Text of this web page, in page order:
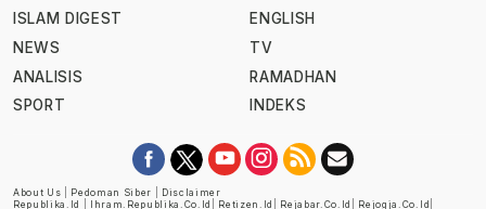
ISLAM DIGEST
NEWS
ANALISIS
SPORT
ENGLISH
TV
RAMADHAN
INDEKS
About Us Pedoman Siber
Disclaimer
Republika.id
Ihram.republika.co.id Retizen.id Rejabar.co.id Rejogja.co.id